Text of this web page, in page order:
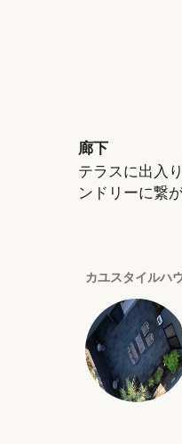
廊下
テラスに出入
ンドリーに繋
カユスタイルハ